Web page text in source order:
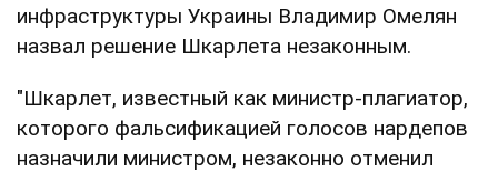
инфраструктуры Украины Владимир Омелян
назвал решение Шкарлета незаконным.
"Шкарлет, известный как министр-плагиатор,
которого фальсификацией голосов нардепов
назначили министром, незаконно отменил